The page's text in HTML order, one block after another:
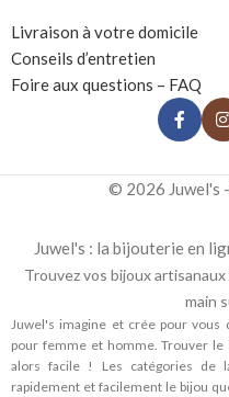
Livraison à votre domicile
Conseils d’entretien
Foire aux questions – FAQ
© 2026 Juwel's
Juwel's : la bijouterie en
Trouvez vos bijoux
main
Juwel's imagine et crée pour vous
pour femme et homme. Trouver le
alors facile ! Les catégories de
rapidement et facilement le bijou